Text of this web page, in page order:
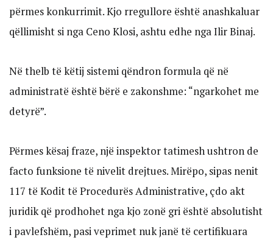
përmes konkurrimit. Kjo rregullore është anashkaluar
qëllimisht si nga Ceno Klosi, ashtu edhe nga Ilir Binaj.
Në thelb të këtij sistemi qëndron formula që në
administratë është bërë e zakonshme: “ngarkohet me
detyrë”.
Përmes kësaj fraze, një inspektor tatimesh ushtron de
facto funksione të nivelit drejtues. Mirëpo, sipas nenit
117 të Kodit të Procedurës Administrative, çdo akt
juridik që prodhohet nga kjo zonë gri është absolutisht
i pavlefshëm, pasi veprimet nuk janë të certifikuara